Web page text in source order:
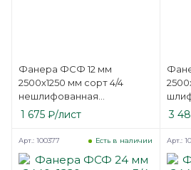
Фанера ФСФ 12 мм
2500х1250 мм сорт 4/4
нешлифованная
березовая
1 675 ₽/лист 3
Есть в наличии
Арт.: 100377 Арт.: